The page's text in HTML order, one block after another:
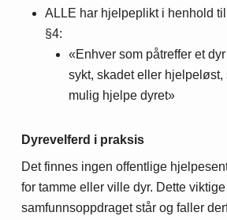
ALLE har hjelpeplikt i henhold
§4:
«Enhver som påtreffer et
sykt, skadet eller hjelpeløst,
mulig hjelpe dyret»
Dyrevelferd i praksis
Det finnes ingen offentlige
for tamme eller ville dyr. Dette viktige
samfunnsoppdraget står og faller